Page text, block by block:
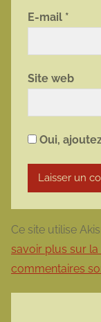
E-mail *
Site web
Oui,
Ce site utilise
savoir plus sur
commentaires